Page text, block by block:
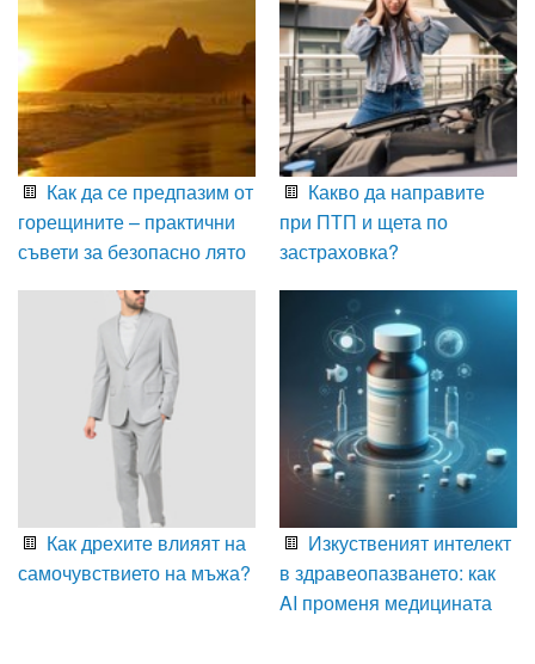
Как да се предпазим от
горещините – практични
съвети за безопасно лято
Какво да направите
при ПТП и щета по
застраховка?
Как дрехите влияят на
самочувствието на мъжа?
Изкуственият интелект
в здравеопазването: как
AI променя медицината